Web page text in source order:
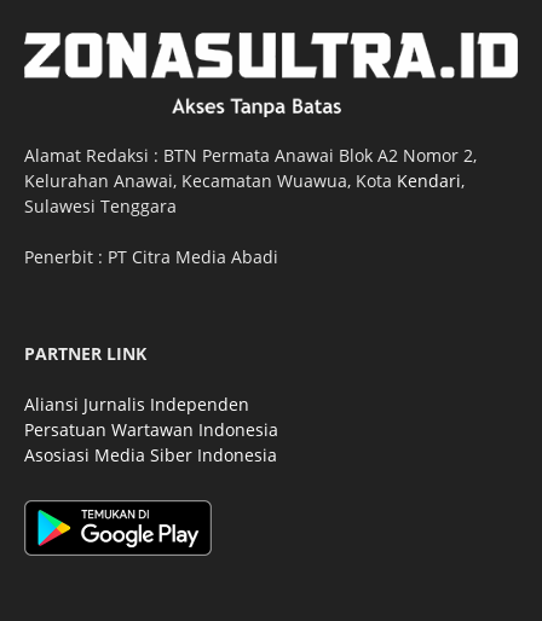
Alamat Redaksi : BTN Permata Anawai Blok A2 Nomor 2,
Kelurahan Anawai, Kecamatan Wuawua, Kota Kendari,
Sulawesi Tenggara
Penerbit : PT Citra Media Abadi
PARTNER LINK
Aliansi Jurnalis Independen
Persatuan Wartawan Indonesia
Asosiasi Media Siber Indonesia